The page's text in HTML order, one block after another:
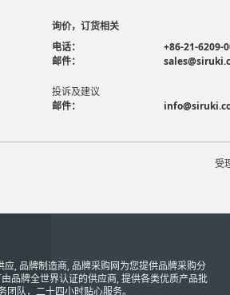
询价，订货相关
电话：
+86-21-6209-
邮件：
投诉及建议
邮件：
受
应, 品牌制造商, 品牌采购网为您提供品牌采购分
品牌全世界认证的供应商, 提供各类优质产品批
队，二十四小时贴心服务。